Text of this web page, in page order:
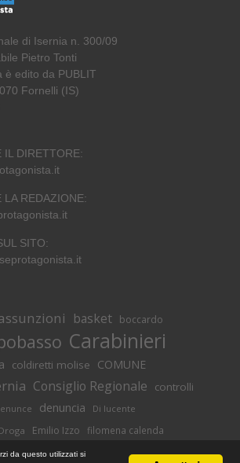
di Isernia n. 300/09
Pietro Tonti
è edito da PUBLIT
Fornelli (IS)
IL DIRETTORE:
LA REDAZIONE:
SITO:
basket boccardo
Carabinieri
coldiretti molise COMUNE
Consiglio Regionale controlli
denuncia Di lucente
Emilio Izzo filomena calenda
M5S magnolia molise
da questo utilizzati si